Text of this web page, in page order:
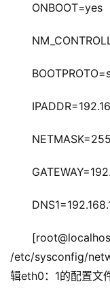
ONBOOT=yes
/etc/sysconfig/
辑eth0：1的配置文